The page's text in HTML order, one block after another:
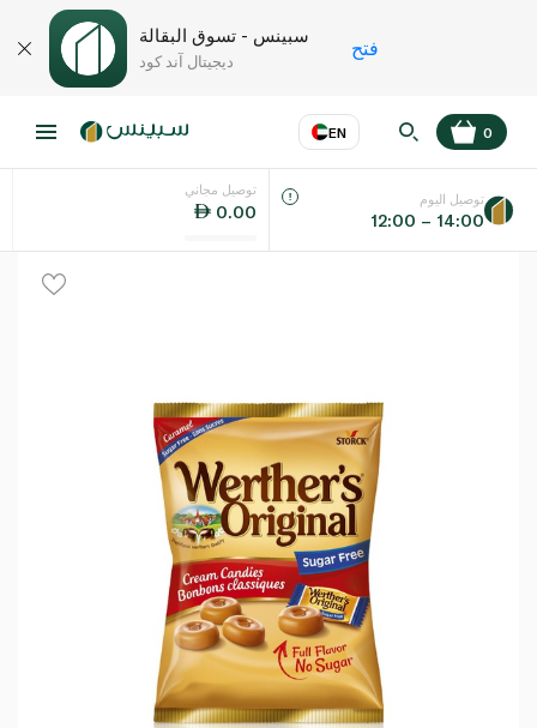
سبينس - تسوق البقالة
ديجيتال آند كود
فتح
EN
اللغة عر
0
توصيل مجاني
0.00
توصيل اليوم
12:00 – 14:00